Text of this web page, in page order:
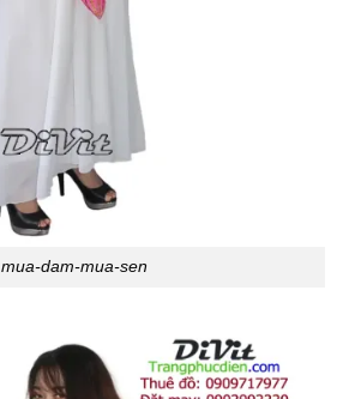
mua-dam-mua-sen